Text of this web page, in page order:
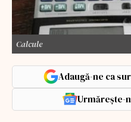
Calcule
Adaugă-ne ca
Urmărește-